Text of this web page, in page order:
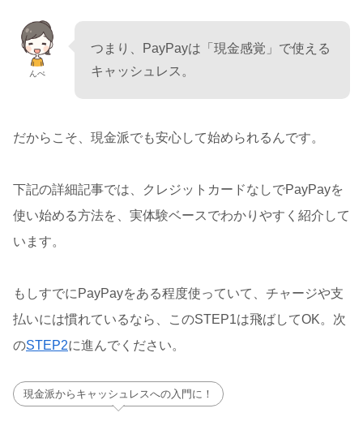
んぺ
つまり、PayPayは「現金感覚」で使える
キャッシュレス。
だからこそ、現金派でも安心して始められるんです。
下記の詳細記事では、クレジットカードなしでPayPayを
使い始める方法を、実体験ベースでわかりやすく紹介して
います。
もしすでにPayPayをある程度使っていて、チャージや支
払いには慣れているなら、このSTEP1は飛ばしてOK。次
のSTEP2に進んでください。
現金派からキャッシュレスへの入門に！